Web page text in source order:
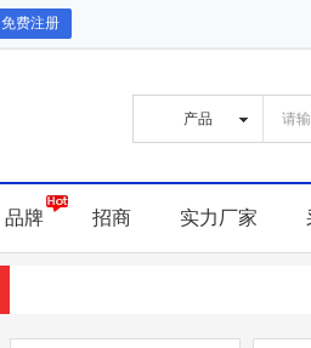
免费注册
品牌 招商 实力厂家